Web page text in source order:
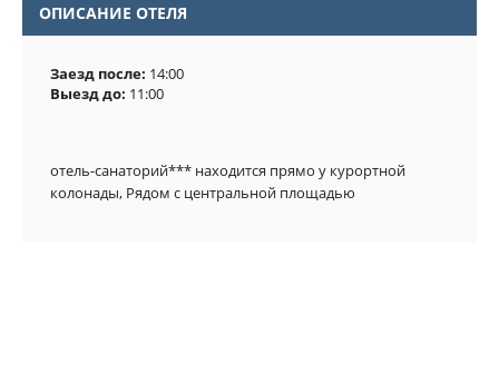
ОПИСАНИЕ ОТЕЛЯ
Заезд после: 14:00
Выезд до: 11:00
отель-санаторий*** находится прямо у курортной
колонады, Рядом с центральной площадью